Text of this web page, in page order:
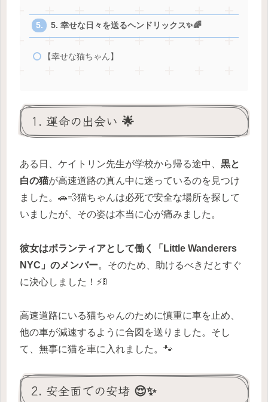
5. 幸せな日々を送るヘンドリックス✨🌈
【幸せな猫ちゃん】
1. 運命の出会い 🌟
ある日、ケイトリン先生が学校から帰る途中、 黒と
白の猫が高速道路の真ん中に迷っているのを見つけ
ました。🚗💨猫ちゃんは必死で安全な場所を探して
いましたが、その姿は本当に心が痛みました。
彼女はボランティアとして働く「Little Wanderers
NYC」のメンバー。そのため、助けるべきだとすぐ
に決心しました！⚡️🚦
高速道路にいる猫ちゃんのために慎重に車を止め、
他の車が減速するように合図を送りました。そし
て、無事に猫を車に入れました。🐾
2. 安全面での安堵 😌✨